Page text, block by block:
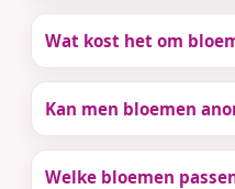
Wat kost het om
Kan men bloemen
Welke bloemen